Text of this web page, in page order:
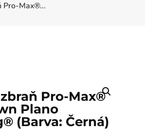
Pro-Max®...
Pro-Max®
Plano
(Barva: Černá)